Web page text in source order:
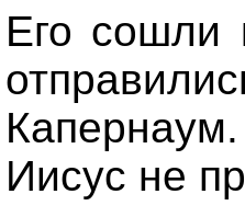
Его
Иисус не